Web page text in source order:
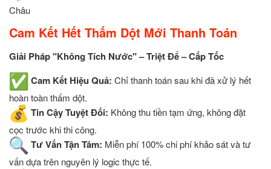
Châu
Cam Kết Hết Thấm Dột Mới Thanh Toán
Giải Pháp "Không Tích Nước" – Triệt Để – Cấp Tốc
Cam Kết Hiệu Quả: Chỉ thanh toán sau khi đã xử lý hết
hoàn toàn thấm dột.
Tin Cậy Tuyệt Đối: Không thu tiền tạm ứng, không đặt
cọc trước khi thi công.
Tư Vấn Tận Tâm: Miễn phí 100% chi phí khảo sát và tư
vấn dựa trên nguyên lý logic thực tế.